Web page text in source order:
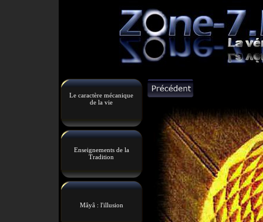
Le caractère mécanique
de la vie
Enseignements de la
Tradition
Mâyâ : l'illusion